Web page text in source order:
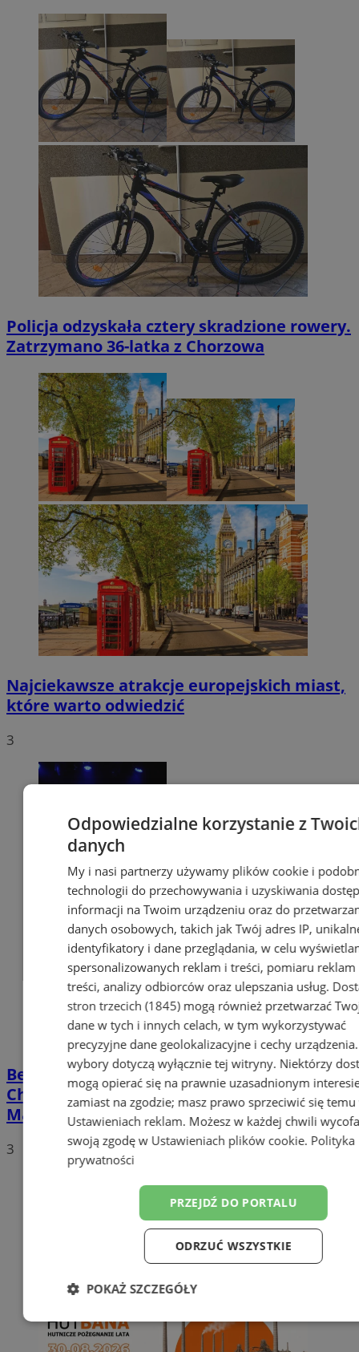
Policja odzyskała cztery skradzione rowery.
Zatrzymano 36-latka z Chorzowa
Najciekawsze atrakcje europejskich miast,
które warto odwiedzić
3
Bezpłatny spektakl plenerowy w
Chorzowie. „Świtezianka” na boisku w
Maciejkowicach
3
Odpowiedzialne korzystanie z
danych
My i nasi partnerzy używamy plików cookie i
technologii do przechowywania i uzyskiwania
informacji na Twoim urządzeniu oraz do
danych osobowych, takich jak Twój adres IP,
identyfikatory i dane przeglądania, w celu
spersonalizowanych reklam i treści, pomiaru reklam
treści, analizy odbiorców oraz ulepszania usług.
stron trzecich (1845)mogą również przetwarzać
dane w tych i innych celach, w tym wykorzystywać
precyzyjne dane geolokalizacyjne i cechy
wybory dotyczą wyłącznie tej witryny. Niektórzy
mogą opierać się na prawnie uzasadnionym
zamiast na zgodzie; masz prawo sprzeciwić się temu
Ustawieniach reklam. Możesz w każdej chwili
swoją zgodę w Ustawieniach plików cookie. Polityka
prywatności
PRZEJDŹ DO PORTALU
ODRZUĆ WSZYSTKIE
POKAŻ SZCZEGÓŁY
Niezbędne Wydajność